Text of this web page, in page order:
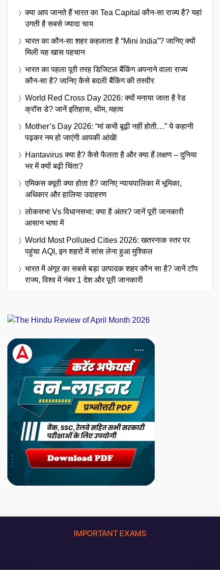
क्या आप जानते हैं भारत का Tea Capital कौन-सा राज्य है? यहां
उगती है सबसे ज्यादा चाय
भारत का कौन-सा शहर कहलाता है “Mini India”? जानिए क्यों
मिली यह खास पहचान
भारत का पहला पूरी तरह डिजिटल बैंकिंग अपनाने वाला राज्य
कौन-सा है? जानिए कैसे बदली बैंकिंग की तस्वीर
World Red Cross Day 2026: क्यों मनाया जाता है रेड
क्रॉस डे? जानें इतिहास, थीम, महत्व
Mother’s Day 2026: “मां कभी बूढ़ी नहीं होती…” ये कहानी
पढ़कर नम हो जाएंगी आपकी आंखें!
Hantavirus क्या है? कैसे फैलता है और क्या हैं लक्षण – दुनिया
भर में क्यों बढ़ी चिंता?
एमिकस क्यूरी क्या होता है? जानिए न्यायपालिका में भूमिका,
अधिकार और हालिया उदाहरण
लोकसभा Vs विधानसभा: क्या है अंतर? जानें पूरी जानकारी
आसान भाषा में
World Most Polluted Cities 2026: खतरनाक स्तर पर
पहुंचा AQI, इन शहरों में सांस लेना हुआ मुश्किल
भारत में अंगूर का सबसे बड़ा उत्पादक शहर कौन सा है? जानें टॉप
राज्य, विश्व में नंबर 1 देश और पूरी जानकारी
IMPORTANT EXAMS